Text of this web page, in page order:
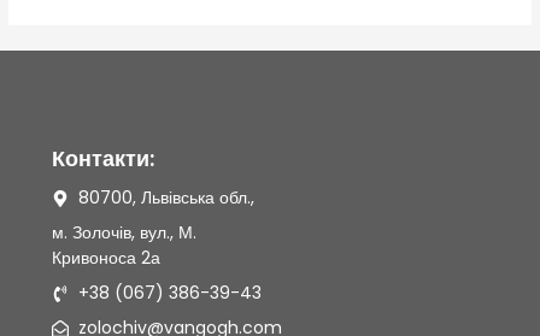
Контакти:
80700, Львівська обл.,
м. Золочів, вул., М.
Кривоноса 2а
+38 (067) 386-39-43
zolochiv@vangogh.com